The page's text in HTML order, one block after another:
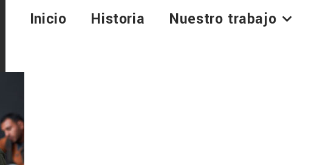
Inicio Historia Nuestro trabajo